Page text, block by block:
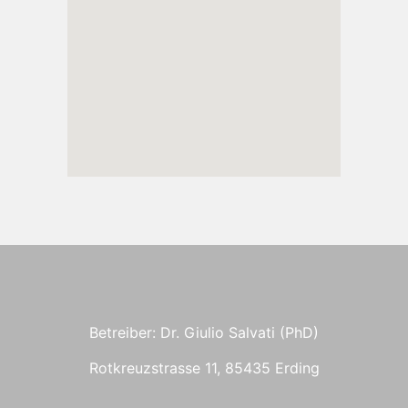
Betreiber: Dr. Giulio Salvati (PhD)
Rotkreuzstrasse 11, 85435 Erding